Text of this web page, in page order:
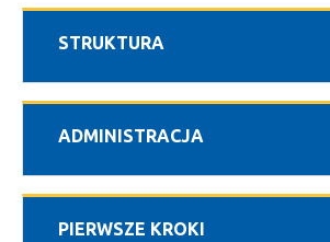
STRUKTURA
ADMINISTRACJA
PIERWSZE KROKI